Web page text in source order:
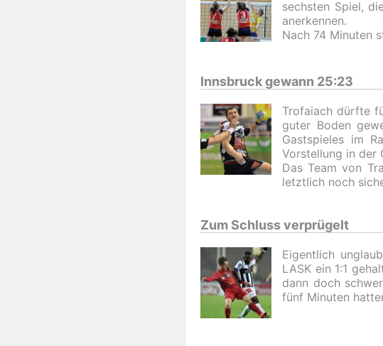
sechsten Spiel,
anerkennen.
Nach 74 Minuten
Innsbruck gewann 25:23
Trofaiach dürfte
guter Boden
Gastspieles im
Vorstellung in der
Das Team von
letztlich noch
Zum Schluss verprügelt
Eigentlich
LASK ein 1:1
dann doch
fünf Minuten